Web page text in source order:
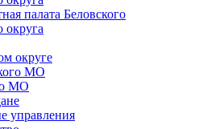
палата Беловского
округа
округе
МО
МО
управления